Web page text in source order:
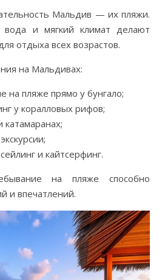
Мальдив — их пляжи.
вода и мягкий климат делают
отдыха всех возрастов.
на Мальдивах:
на пляже прямо у бунгало;
у коралловых рифов;
катамаранах;
и кайтсерфинг.
на пляже способно
и впечатлений.